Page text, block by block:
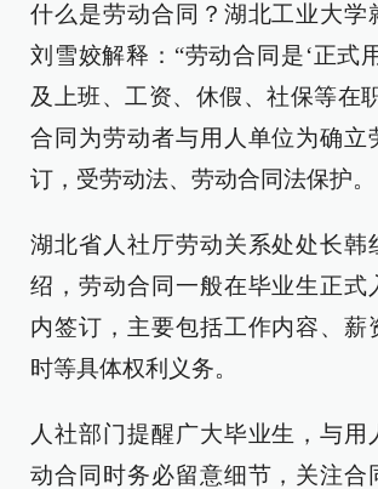
什么是劳动合同？湖北工业大学
刘雪姣解释：“劳动合同是‘正式
及上班、工资、休假、社保等在
合同为劳动者与用人单位为确立
订，受劳动法、劳动合同法保护。
湖北省人社厅劳动关系处处长韩
绍，劳动合同一般在毕业生正式
内签订，主要包括工作内容、薪
时等具体权利义务。
人社部门提醒广大毕业生，与用
动合同时务必留意细节，关注合